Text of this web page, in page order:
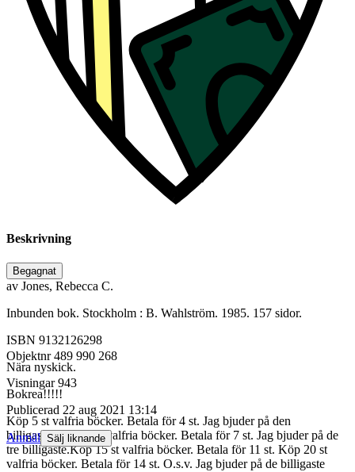
Beskrivning
Begagnat
av Jones, Rebecca C.
Inbunden bok. Stockholm : B. Wahlström. 1985. 157 sidor.
ISBN 9132126298
Nära nyskick.
Bokrea!!!!!
Köp 5 st valfria böcker. Betala för 4 st. Jag bjuder på den
billigaste.Köp 10 st valfria böcker. Betala för 7 st. Jag bjuder på de
tre billigaste.Köp 15 st valfria böcker. Betala för 11 st. Köp 20 st
valfria böcker. Betala för 14 st. O.s.v. Jag bjuder på de billigaste
Objektnr 489 990 268
Visningar 943
Publicerad 22 aug 2021 13:14
Anmäl Sälj liknande